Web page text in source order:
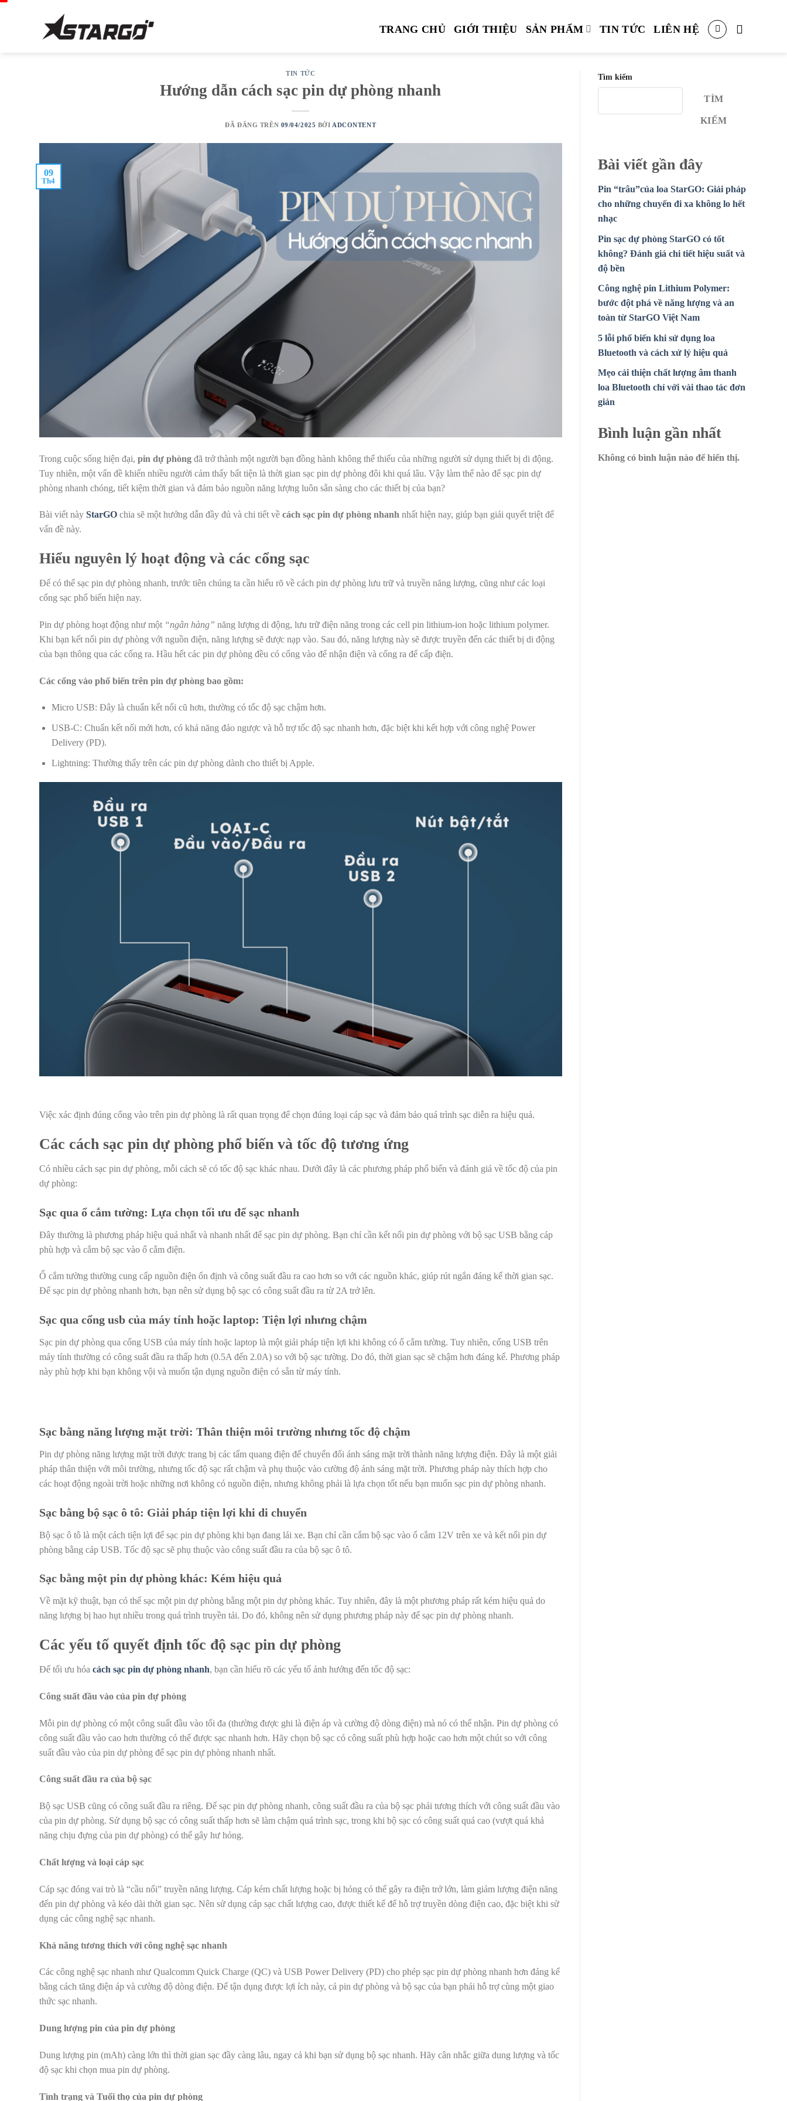
TRANG CHỦ GIỚI THIỆU SẢN PHẨM TIN TỨC LIÊN HỆ
TIN TỨC
Hướng dẫn cách sạc pin dự phòng nhanh
ĐÃ ĐĂNG TRÊN 09/04/2025 BỞI ADCONTENT
09
Th4
Trong cuộc sống hiện đại, pin dự phòng đã trở thành một người bạn đồng hành không thể thiếu của những người sử dụng thiết bị di động.
Tuy nhiên, một vấn đề khiến nhiều người cảm thấy bất tiện là thời gian sạc pin dự phòng đôi khi quá lâu. Vậy làm thế nào để sạc pin dự
phòng nhanh chóng, tiết kiệm thời gian và đảm bảo nguồn năng lượng luôn sẵn sàng cho các thiết bị của bạn?
Bài viết này StarGO chia sẽ một hướng dẫn đầy đủ và chi tiết về cách sạc pin dự phòng nhanh nhất hiện nay, giúp bạn giải quyết triệt để
vấn đề này.
Hiểu nguyên lý hoạt động và các cổng sạc
Để có thể sạc pin dự phòng nhanh, trước tiên chúng ta cần hiểu rõ về cách pin dự phòng lưu trữ và truyền năng lượng, cũng như các loại
cổng sạc phổ biến hiện nay.
Pin dự phòng hoạt động như một “ngân hàng” năng lượng di động, lưu trữ điện năng trong các cell pin lithium-ion hoặc lithium polymer.
Khi bạn kết nối pin dự phòng với nguồn điện, năng lượng sẽ được nạp vào. Sau đó, năng lượng này sẽ được truyền đến các thiết bị di động
của bạn thông qua các cổng ra. Hầu hết các pin dự phòng đều có cổng vào để nhận điện và cổng ra để cấp điện.
Các cổng vào phổ biến trên pin dự phòng bao gồm:
Micro USB: Đây là chuẩn kết nối cũ hơn, thường có tốc độ sạc chậm hơn.
USB-C: Chuẩn kết nối mới hơn, có khả năng đảo ngược và hỗ trợ tốc độ sạc nhanh hơn, đặc biệt khi kết hợp với công nghệ Power
Delivery (PD).
Lightning: Thường thấy trên các pin dự phòng dành cho thiết bị Apple.
Việc xác định đúng cổng vào trên pin dự phòng là rất quan trọng để chọn đúng loại cáp sạc và đảm bảo quá trình sạc diễn ra hiệu quả.
Các cách sạc pin dự phòng phổ biến và tốc độ tương ứng
Có nhiều cách sạc pin dự phòng, mỗi cách sẽ có tốc độ sạc khác nhau. Dưới đây là các phương pháp phổ biến và đánh giá về tốc độ của pin
dự phòng:
Sạc qua ổ cắm tường: Lựa chọn tối ưu để sạc nhanh
Đây thường là phương pháp hiệu quả nhất và nhanh nhất để sạc pin dự phòng. Bạn chỉ cần kết nối pin dự phòng với bộ sạc USB bằng cáp
phù hợp và cắm bộ sạc vào ổ cắm điện.
Ổ cắm tường thường cung cấp nguồn điện ổn định và công suất đầu ra cao hơn so với các nguồn khác, giúp rút ngắn đáng kể thời gian sạc.
Để sạc pin dự phòng nhanh hơn, bạn nên sử dụng bộ sạc có công suất đầu ra từ 2A trở lên.
Sạc qua cổng usb của máy tính hoặc laptop: Tiện lợi nhưng chậm
Sạc pin dự phòng qua cổng USB của máy tính hoặc laptop là một giải pháp tiện lợi khi không có ổ cắm tường. Tuy nhiên, cổng USB trên
máy tính thường có công suất đầu ra thấp hơn (0.5A đến 2.0A) so với bộ sạc tường. Do đó, thời gian sạc sẽ chậm hơn đáng kể. Phương pháp
này phù hợp khi bạn không vội và muốn tận dụng nguồn điện có sẵn từ máy tính.
Sạc bằng năng lượng mặt trời: Thân thiện môi trường nhưng tốc độ chậm
Pin dự phòng năng lượng mặt trời được trang bị các tấm quang điện để chuyển đổi ánh sáng mặt trời thành năng lượng điện. Đây là một giải
pháp thân thiện với môi trường, nhưng tốc độ sạc rất chậm và phụ thuộc vào cường độ ánh sáng mặt trời. Phương pháp này thích hợp cho
các hoạt động ngoài trời hoặc những nơi không có nguồn điện, nhưng không phải là lựa chọn tốt nếu bạn muốn sạc pin dự phòng nhanh.
Sạc bằng bộ sạc ô tô: Giải pháp tiện lợi khi di chuyển
Bộ sạc ô tô là một cách tiện lợi để sạc pin dự phòng khi bạn đang lái xe. Bạn chỉ cần cắm bộ sạc vào ổ cắm 12V trên xe và kết nối pin dự
phòng bằng cáp USB. Tốc độ sạc sẽ phụ thuộc vào công suất đầu ra của bộ sạc ô tô.
Sạc bằng một pin dự phòng khác: Kém hiệu quả
Về mặt kỹ thuật, bạn có thể sạc một pin dự phòng bằng một pin dự phòng khác. Tuy nhiên, đây là một phương pháp rất kém hiệu quả do
năng lượng bị hao hụt nhiều trong quá trình truyền tải. Do đó, không nên sử dụng phương pháp này để sạc pin dự phòng nhanh.
Các yếu tố quyết định tốc độ sạc pin dự phòng
Để tối ưu hóa cách sạc pin dự phòng nhanh, bạn cần hiểu rõ các yếu tố ảnh hưởng đến tốc độ sạc:
Công suất đầu vào của pin dự phòng
Mỗi pin dự phòng có một công suất đầu vào tối đa (thường được ghi là điện áp và cường độ dòng điện) mà nó có thể nhận. Pin dự phòng có
công suất đầu vào cao hơn thường có thể được sạc nhanh hơn. Hãy chọn bộ sạc có công suất phù hợp hoặc cao hơn một chút so với công
suất đầu vào của pin dự phòng để sạc pin dự phòng nhanh nhất.
Công suất đầu ra của bộ sạc
Bộ sạc USB cũng có công suất đầu ra riêng. Để sạc pin dự phòng nhanh, công suất đầu ra của bộ sạc phải tương thích với công suất đầu vào
của pin dự phòng. Sử dụng bộ sạc có công suất thấp hơn sẽ làm chậm quá trình sạc, trong khi bộ sạc có công suất quá cao (vượt quá khả
năng chịu đựng của pin dự phòng) có thể gây hư hỏng.
Chất lượng và loại cáp sạc
Cáp sạc đóng vai trò là “cầu nối” truyền năng lượng. Cáp kém chất lượng hoặc bị hỏng có thể gây ra điện trở lớn, làm giảm lượng điện năng
đến pin dự phòng và kéo dài thời gian sạc. Nên sử dụng cáp sạc chất lượng cao, được thiết kế để hỗ trợ truyền dòng điện cao, đặc biệt khi sử
dụng các công nghệ sạc nhanh.
Khả năng tương thích với công nghệ sạc nhanh
Các công nghệ sạc nhanh như Qualcomm Quick Charge (QC) và USB Power Delivery (PD) cho phép sạc pin dự phòng nhanh hơn đáng kể
bằng cách tăng điện áp và cường độ dòng điện. Để tận dụng được lợi ích này, cả pin dự phòng và bộ sạc của bạn phải hỗ trợ cùng một giao
thức sạc nhanh.
Dung lượng pin của pin dự phòng
Dung lượng pin (mAh) càng lớn thì thời gian sạc đầy càng lâu, ngay cả khi bạn sử dụng bộ sạc nhanh. Hãy cân nhắc giữa dung lượng và tốc
độ sạc khi chọn mua pin dự phòng.
Tình trạng và Tuổi thọ của pin dự phòng
Tìm kiếm
TÌM
KIẾM
Bài viết gần đây
Pin “trâu”của loa StarGO: Giải pháp
cho những chuyến đi xa không lo hết
nhạc
Pin sạc dự phòng StarGO có tốt
không? Đánh giá chi tiết hiệu suất và
độ bền
Công nghệ pin Lithium Polymer:
bước đột phá về năng lượng và an
toàn từ StarGO Việt Nam
5 lỗi phổ biến khi sử dụng loa
Bluetooth và cách xử lý hiệu quả
Mẹo cải thiện chất lượng âm thanh
loa Bluetooth chỉ với vài thao tác đơn
giản
Bình luận gần nhất
Không có bình luận nào để hiển thị.